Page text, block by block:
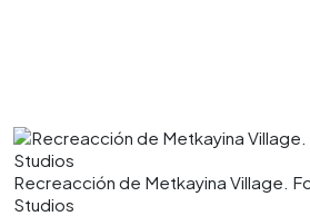
Recreacción de Metkayina Village.
Studios